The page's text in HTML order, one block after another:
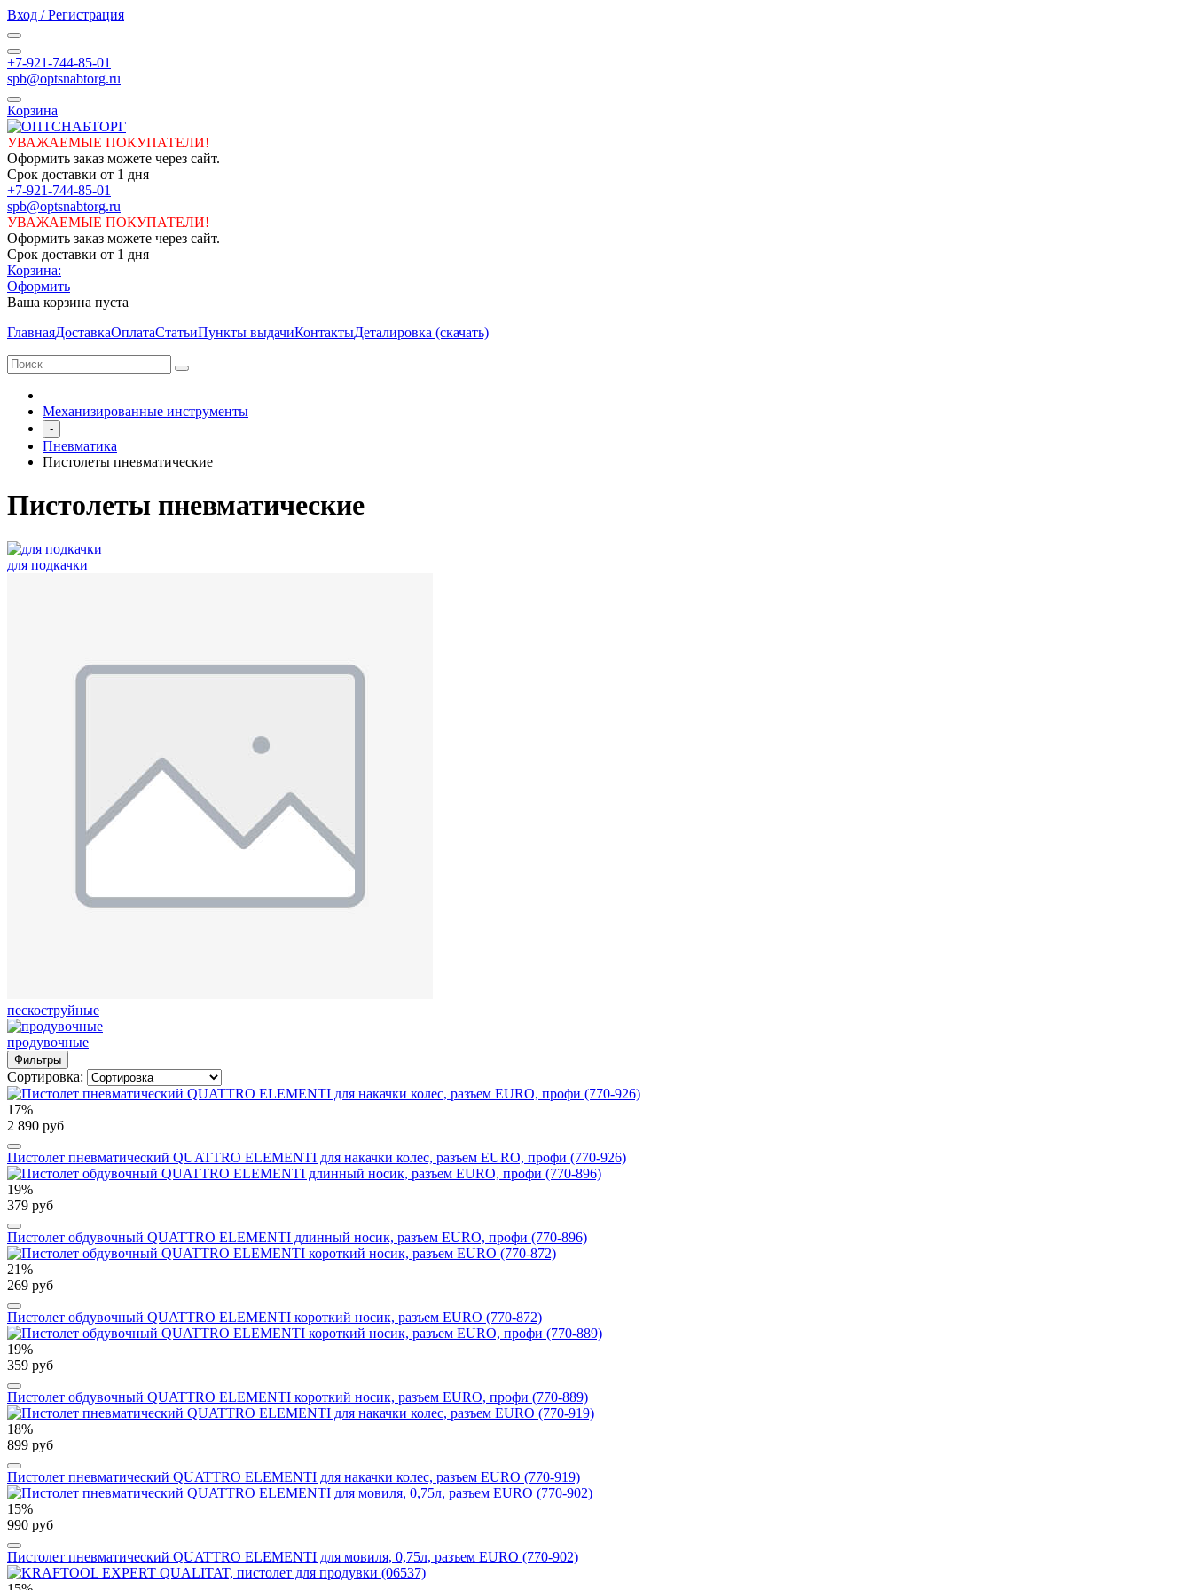
Вход / Регистрация
+7-921-744-85-01
spb@optsnabtorg.ru
Корзина
УВАЖАЕМЫЕ ПОКУПАТЕЛИ!
Оформить заказ можете через сайт.
Срок доставки от 1 дня
+7-921-744-85-01
spb@optsnabtorg.ru
УВАЖАЕМЫЕ ПОКУПАТЕЛИ!
Оформить заказ можете через сайт.
Срок доставки от 1 дня
Корзина:
Оформить
Ваша корзина пуста
ГлавнаяДоставкаОплатаСтатьиПункты выдачиКонтактыДеталировка (скачать)
Механизированные инструменты
-
Пневматика
Пистолеты пневматические
Пистолеты пневматические
для подкачки
пескоструйные
продувочные
Фильтры
Сортировка:
17%
2 890 руб
Пистолет пневматический QUATTRO ELEMENTI для накачки колес, разъем EURO, профи (770-926)
19%
379 руб
Пистолет обдувочный QUATTRO ELEMENTI длинный носик, разъем EURO, профи (770-896)
21%
269 руб
Пистолет обдувочный QUATTRO ELEMENTI короткий носик, разъем EURO (770-872)
19%
359 руб
Пистолет обдувочный QUATTRO ELEMENTI короткий носик, разъем EURO, профи (770-889)
18%
899 руб
Пистолет пневматический QUATTRO ELEMENTI для накачки колес, разъем EURO (770-919)
15%
990 руб
Пистолет пневматический QUATTRO ELEMENTI для мовиля, 0,75л, разъем EURO (770-902)